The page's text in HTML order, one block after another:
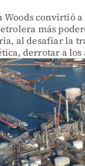
Woods convirtió
más
al desafiar la
derrotar a los
todo al crudo.